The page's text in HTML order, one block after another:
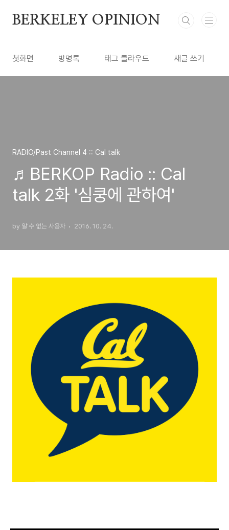
BERKELEY OPINION
첫화면 방명록 태그 클라우드 새글 쓰기
RADIO/Past Channel 4 :: Cal talk
♬BERKOP Radio :: Cal
talk 2화 '심쿵에 관하여'
by 알 수 없는 사용자 2016. 10. 24.